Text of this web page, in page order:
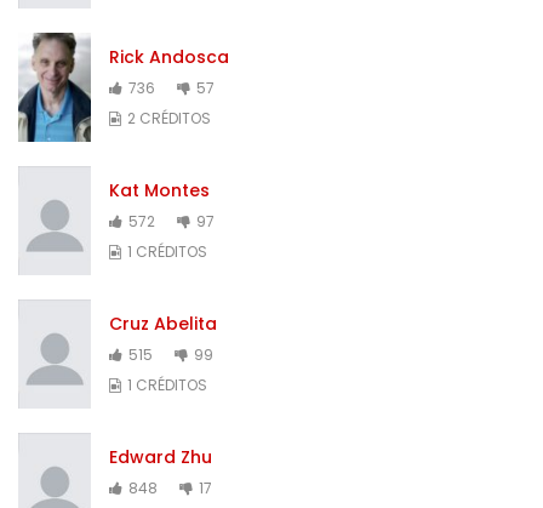
Rick Andosca
736
57
2 CRÉDITOS
Kat Montes
572
97
1 CRÉDITOS
Cruz Abelita
515
99
1 CRÉDITOS
Edward Zhu
848
17